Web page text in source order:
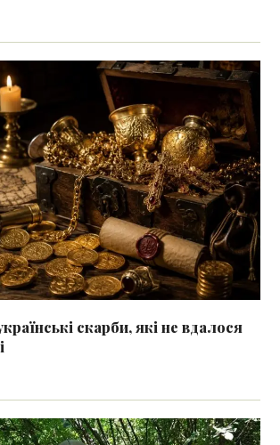
скарби, які не вдалося